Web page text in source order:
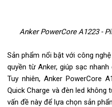
Anker PowerCore A1223 -
Sản phẩm nổi bật với công
quyền từ Anker, giúp sạc
Tuy nhiên, Anker PowerCore
Quick Charge và đèn led không
vấn đề này để lựa chọn sản